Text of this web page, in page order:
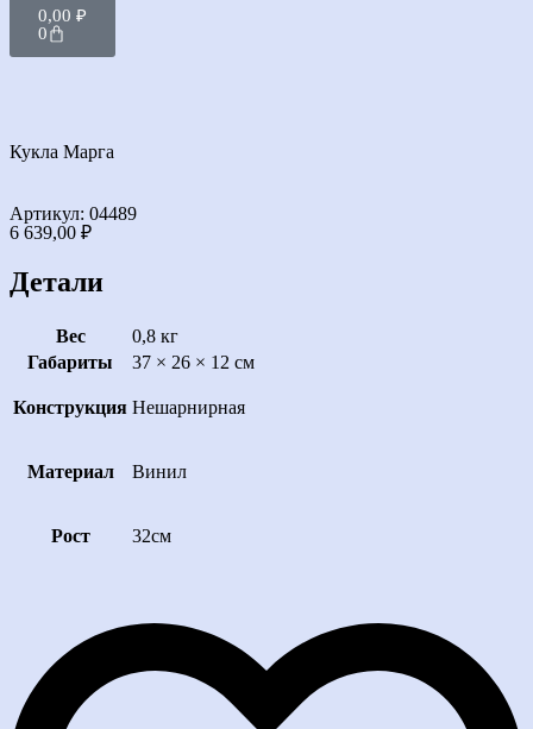
0,00 ₽
0
Кукла Марга
Артикул: 04489
6 639,00 ₽
Детали
Вес
0,8 кг
Габариты
37 × 26 × 12 см
Конструкция Нешарнирная
Материал Винил
Рост 32см